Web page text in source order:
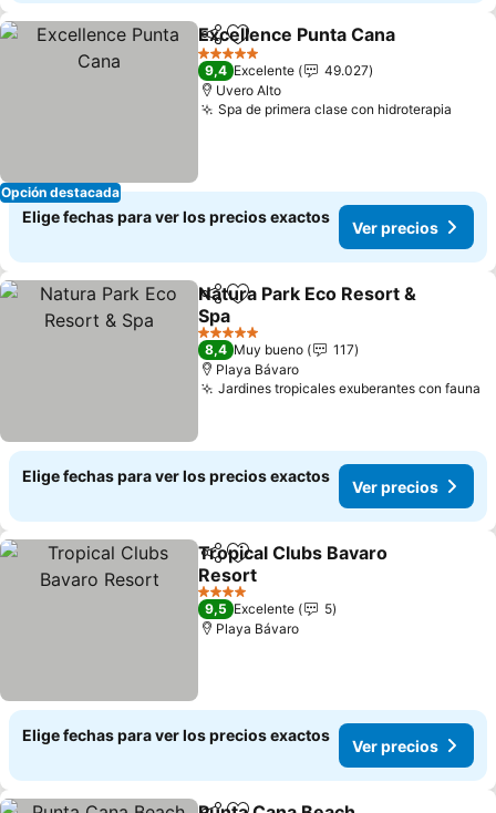
Opción destacada
CompartirAgregar a favoritos
Excellence Punta Cana
5 Estrellas
9,4 Excelente
49.027
Uvero Alto
Spa de primera clase con hidroterapia
Elige fechas para ver los precios exactos
Ver precios
CompartirAgregar a favoritos
Natura Park Eco Resort &
Spa
Ver precios
5 Estrellas
8,4 Muy bueno
117
Playa Bávaro
Jardines tropicales exuberantes con fauna
Elige fechas para ver los precios exactos
Ver precios
Compartir
Agregar a favoritos
Tropical Clubs Bavaro
Resort
Ver precios
4 Estrellas
9,5 Excelente
5
Playa Bávaro
Elige fechas para ver los precios exactos
Ver precios